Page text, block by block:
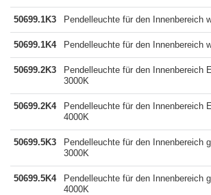
50699.1K3 Pendelleuchte für den Innenbereich
50699.1K4 Pendelleuchte für den Innenbereich
50699.2K3
Pendelleuchte für den Innenbereich
3000K
50699.2K4
Pendelleuchte für den Innenbereich
4000K
50699.5K3
Pendelleuchte für den Innenbereich
3000K
50699.5K4
Pendelleuchte für den Innenbereich
4000K